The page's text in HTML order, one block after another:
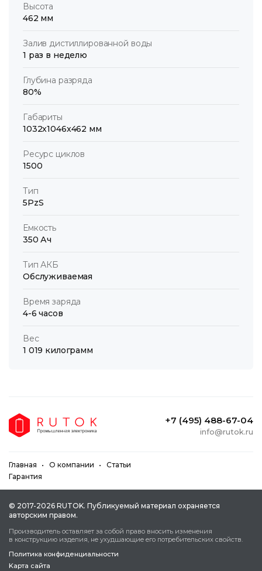
Высота
462 мм
Залив дистиллированной воды
1 раз в неделю
Глубина разряда
80%
Габариты
1032x1046x462 мм
Ресурс циклов
1500
Тип
5PzS
Емкость
350 Ач
Тип АКБ
Обслуживаемая
Время заряда
4-6 часов
Вес
1 019 килограмм
+7 (495) 488-67-04
info@rutok.ru
Главная О компании
Статьи
Гарантия
© 2017-2026 RUTOK. Публикуeмый мaтepиaл oxpaняeтcя
aвтopcким пpaвoм.
Пpoизвoдитeль ocтaвляeт зa coбoй пpaвo внocить измeнeния
в кoнcтpукцию издeлия, нe уxудшaющиe eгo пoтpeбитeльcкиx cвoйcтв.
Политика конфиденциальности
Kapтa caйтa